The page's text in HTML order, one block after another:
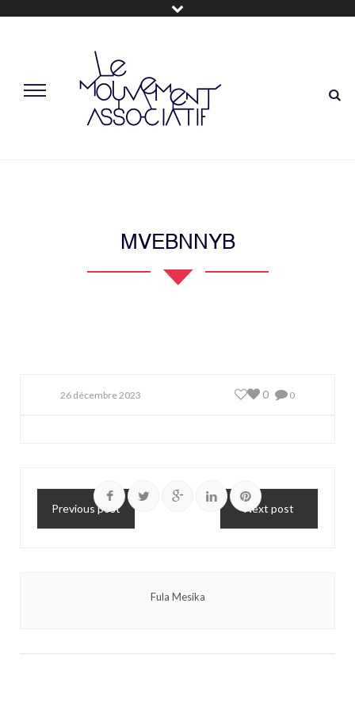
MVEBNNYB
26 décembre 2023 0
0
Previous post Next post
Fula Mesika